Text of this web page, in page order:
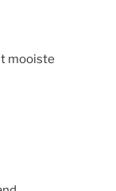
mooiste